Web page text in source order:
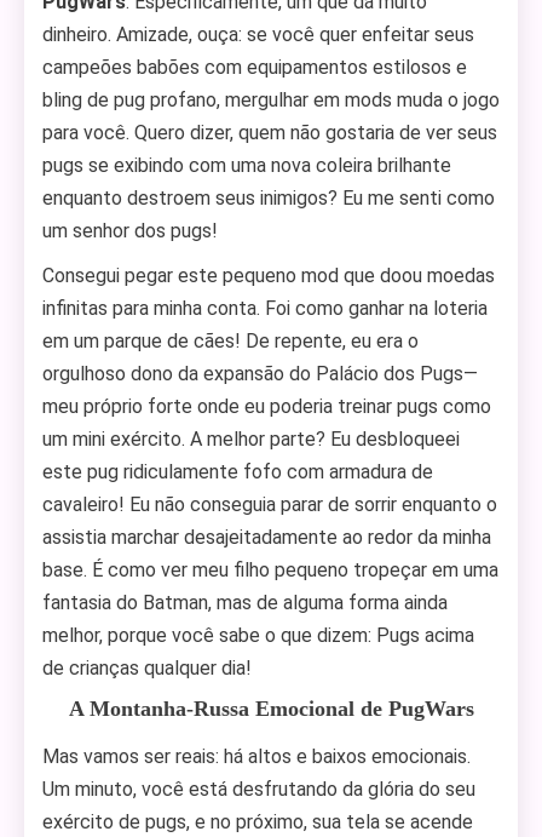
dinheiro. Amizade, ouça: se você quer enfeitar seus
campeões babões com equipamentos estilosos e
bling de pug profano, mergulhar em mods muda o jogo
para você. Quero dizer, quem não gostaria de ver seus
pugs se exibindo com uma nova coleira brilhante
enquanto destroem seus inimigos? Eu me senti como
um senhor dos pugs!
Consegui pegar este pequeno mod que doou moedas
infinitas para minha conta. Foi como ganhar na loteria
em um parque de cães! De repente, eu era o
orgulhoso dono da expansão do Palácio dos Pugs—
meu próprio forte onde eu poderia treinar pugs como
um mini exército. A melhor parte? Eu desbloqueei
este pug ridiculamente fofo com armadura de
cavaleiro! Eu não conseguia parar de sorrir enquanto o
assistia marchar desajeitadamente ao redor da minha
base. É como ver meu filho pequeno tropeçar em uma
fantasia do Batman, mas de alguma forma ainda
melhor, porque você sabe o que dizem: Pugs acima
de crianças qualquer dia!
A Montanha-Russa Emocional de PugWars
Mas vamos ser reais: há altos e baixos emocionais.
Um minuto, você está desfrutando da glória do seu
exército de pugs, e no próximo, sua tela se acende